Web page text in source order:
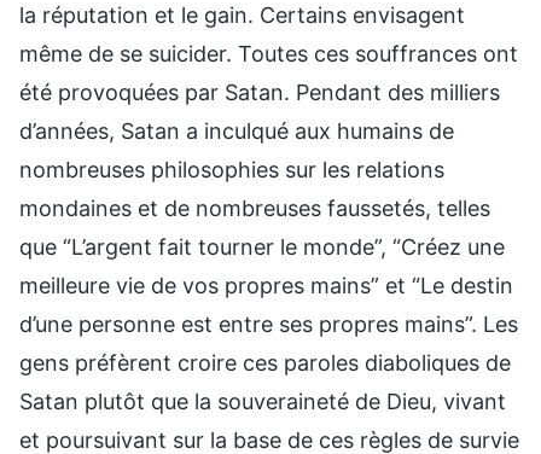
la réputation et le gain. Certains envisagent
même de se suicider. Toutes ces souffrances ont
été provoquées par Satan. Pendant des milliers
d’années, Satan a inculqué aux humains de
nombreuses philosophies sur les relations
mondaines et de nombreuses faussetés, telles
que “L’argent fait tourner le monde”, “Créez une
meilleure vie de vos propres mains” et “Le destin
d’une personne est entre ses propres mains”. Les
gens préfèrent croire ces paroles diaboliques de
Satan plutôt que la souveraineté de Dieu, vivant
et poursuivant sur la base de ces règles de survie